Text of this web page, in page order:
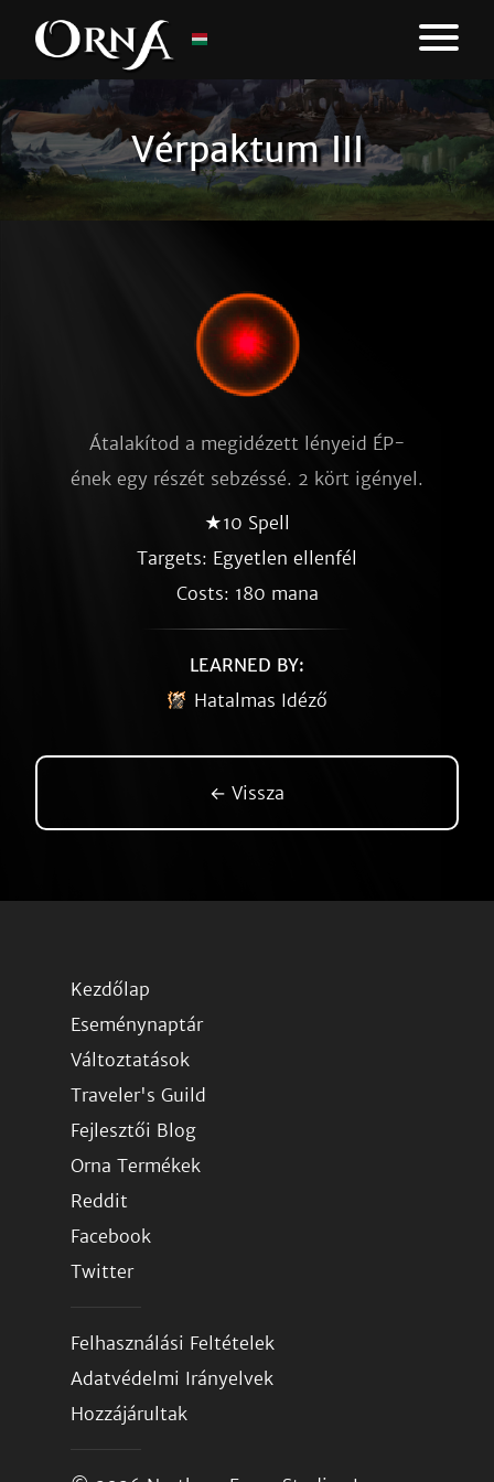
Vérpaktum III
Átalakítod a megidézett lényeid ÉP-
ének egy részét sebzéssé. 2 kört igényel.
★10 Spell
Targets: Egyetlen ellenfél
Costs: 180 mana
LEARNED BY:
Hatalmas Idéző
← Vissza
Kezdőlap
Eseménynaptár
Változtatások
Traveler's Guild
Fejlesztői Blog
Orna Termékek
Reddit
Facebook
Twitter
Felhasználási Feltételek
Adatvédelmi Irányelvek
Hozzájárultak